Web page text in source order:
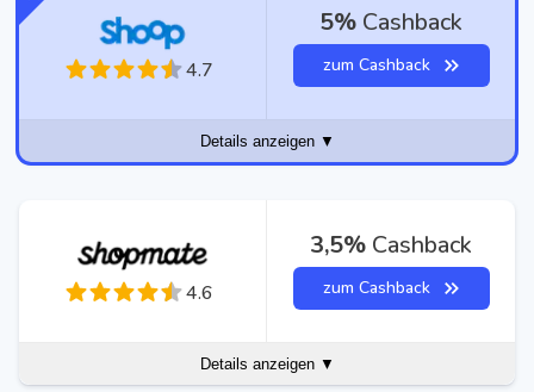
4.7
Details anzeigen ▼
5% Cashback
zum Cashback
4.6
Details anzeigen ▼
3,5% Cashback
zum Cashback